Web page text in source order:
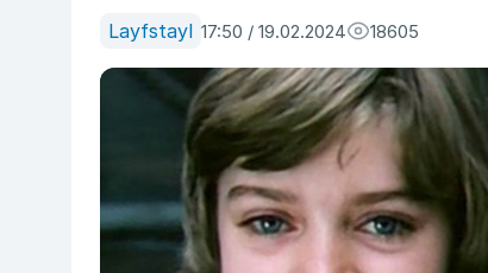
Layfstayl 17:50 / 19.02.2024 18605